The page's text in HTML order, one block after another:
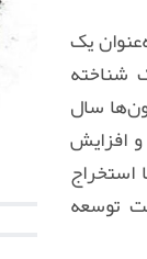
یک
شناخته
سال
افزایش
استخراج
توسعه